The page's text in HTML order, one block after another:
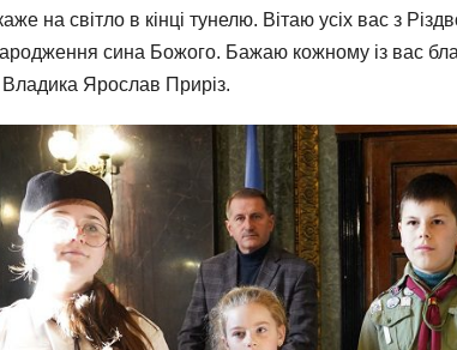
на світло в кінці тунелю. Вітаю усіх вас з
сина Божого. Бажаю кожному із вас
Владика Ярослав Приріз.